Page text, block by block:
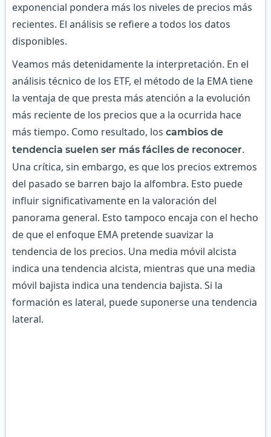
exponencial pondera más los niveles de precios más
recientes. El análisis se refiere a todos los datos
disponibles.
Veamos más detenidamente la interpretación. En el
análisis técnico de los ETF, el método de la EMA tiene
la ventaja de que presta más atención a la evolución
más reciente de los precios que a la ocurrida hace
más tiempo. Como resultado, los cambios de
tendencia suelen ser más fáciles de reconocer.
Una crítica, sin embargo, es que los precios extremos
del pasado se barren bajo la alfombra. Esto puede
influir significativamente en la valoración del
panorama general. Esto tampoco encaja con el hecho
de que el enfoque EMA pretende suavizar la
tendencia de los precios. Una media móvil alcista
indica una tendencia alcista, mientras que una media
móvil bajista indica una tendencia bajista. Si la
formación es lateral, puede suponerse una tendencia
lateral.